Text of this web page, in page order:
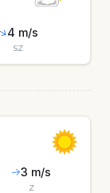
4 m/s
SZ
3 m/s
Z